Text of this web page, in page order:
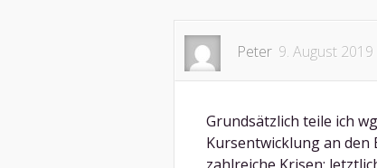
Peter 9. August 2019
Grundsätzlich teile ich
Kursentwicklung an den